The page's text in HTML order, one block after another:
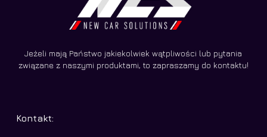
Jeżeli mają Państwo jakiekolwiek wątpliwości lub pytania
związane z naszymi produktami, to zapraszamy do kontaktu!
Kontakt: